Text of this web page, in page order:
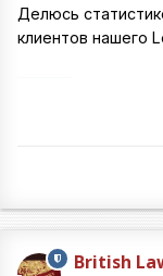
Делюсь
клиентов нашего
British